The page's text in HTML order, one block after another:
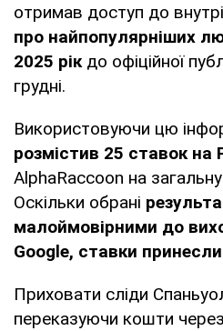
отримав доступ до
про найпопулярніших
2025 рікдо офіційної
грудні.
Використовуючи цю
розмістив 25 ставок на
AlphaRaccoon на
Оскільки обрані
малоймовірними до
Google, ставки
Приховати сліди
переказуючи кошти